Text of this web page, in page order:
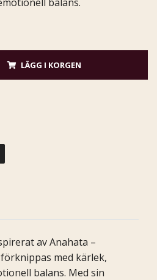
LÄGG I KORGEN
av Anahata –
med kärlek,
balans. Med sin